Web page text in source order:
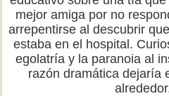
mejor amiga por no
arrepentirse al descubrir
estaba en el hospital.
egolatría y la paranoia al
razón dramática dejaría